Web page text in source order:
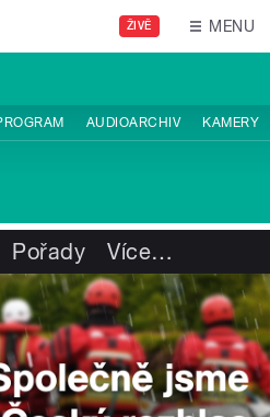
ŽIVĚ MENU
AUDIOARCHIV KAMERY
Pořady Více…